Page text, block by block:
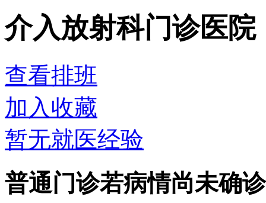
介入放射科门诊医院
查看排班
加入收藏
暂无就医经验
普通门诊若病情尚未确